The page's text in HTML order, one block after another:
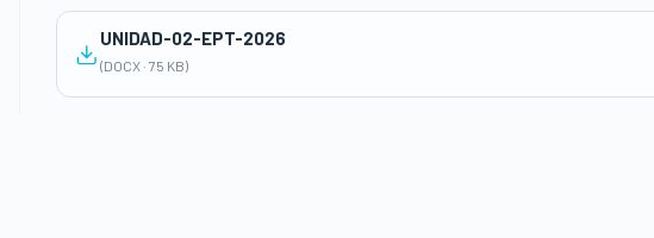
UNIDAD-02-EPT-2026
(DOCX · 75 KB)